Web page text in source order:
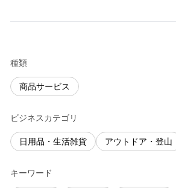
種類
商品サービス
ビジネスカテゴリ
日用品・生活雑貨 アウトドア・登山
キーワード